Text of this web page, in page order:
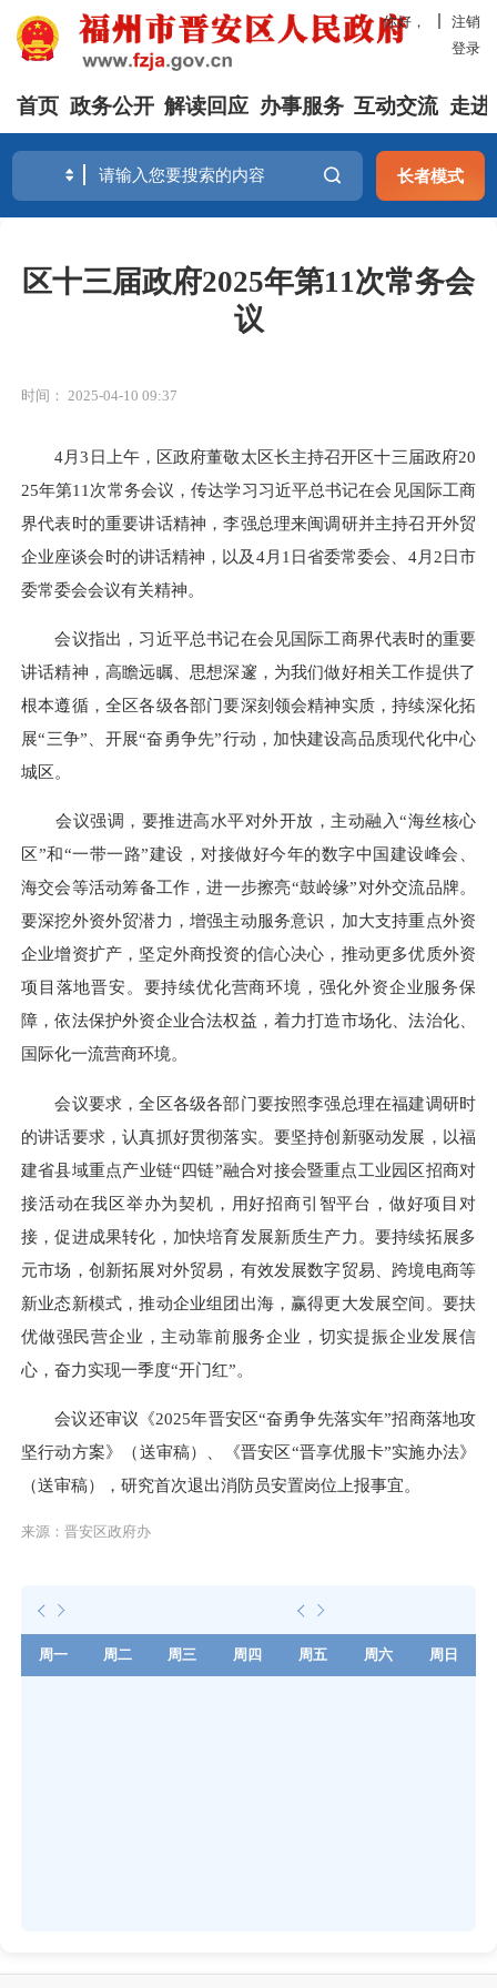
你好，
注销
登录
首页 政务公开 解读回应 办事服务 互动交流 走进
长者模式
区十三届政府2025年第11次常务会
议
时间： 2025-04-10 09:37
4月3日上午，区政府董敬太区长主持召开区十三届政府20
25年第11次常务会议，传达学习习近平总书记在会见国际工商
界代表时的重要讲话精神，李强总理来闽调研并主持召开外贸
企业座谈会时的讲话精神，以及4月1日省委常委会、4月2日市
委常委会会议有关精神。
会议指出，习近平总书记在会见国际工商界代表时的重要
讲话精神，高瞻远瞩、思想深邃，为我们做好相关工作提供了
根本遵循，全区各级各部门要深刻领会精神实质，持续深化拓
展“三争”、开展“奋勇争先”行动，加快建设高品质现代化中心
城区。
会议强调，要推进高水平对外开放，主动融入“海丝核心
区”和“一带一路”建设，对接做好今年的数字中国建设峰会、
海交会等活动筹备工作，进一步擦亮“鼓岭缘”对外交流品牌。
要深挖外资外贸潜力，增强主动服务意识，加大支持重点外资
企业增资扩产，坚定外商投资的信心决心，推动更多优质外资
项目落地晋安。要持续优化营商环境，强化外资企业服务保
障，依法保护外资企业合法权益，着力打造市场化、法治化、
国际化一流营商环境。
会议要求，全区各级各部门要按照李强总理在福建调研时
的讲话要求，认真抓好贯彻落实。要坚持创新驱动发展，以福
建省县域重点产业链“四链”融合对接会暨重点工业园区招商对
接活动在我区举办为契机，用好招商引智平台，做好项目对
接，促进成果转化，加快培育发展新质生产力。要持续拓展多
元市场，创新拓展对外贸易，有效发展数字贸易、跨境电商等
新业态新模式，推动企业组团出海，赢得更大发展空间。要扶
优做强民营企业，主动靠前服务企业，切实提振企业发展信
心，奋力实现一季度“开门红”。
会议还审议《2025年晋安区“奋勇争先落实年”招商落地攻
坚行动方案》（送审稿）、《晋安区“晋享优服卡”实施办法》
（送审稿），研究首次退出消防员安置岗位上报事宜。
来源：晋安区政府办
周一 周二 周三 周四 周五 周六 周日